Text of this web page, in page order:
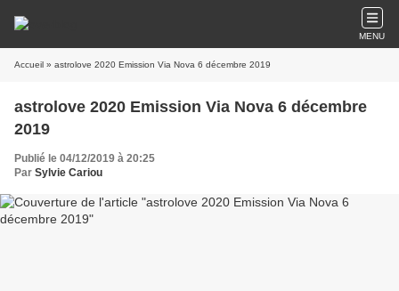
MENU
Accueil » astrolove 2020 Emission Via Nova 6 décembre 2019
astrolove 2020 Emission Via Nova 6 décembre
2019
Publié le 04/12/2019 à 20:25
Par Sylvie Cariou